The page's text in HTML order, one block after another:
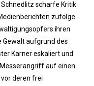
Schnedlitz scharfe Kritik
zufolge
ihren
Gewalt aufgrund des
Karner eskaliert und
auf einen
deren frei